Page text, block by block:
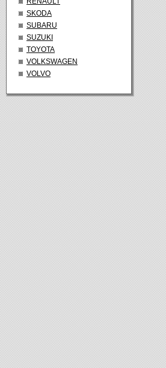
SKODA
SUBARU
SUZUKI
TOYOTA
VOLKSWAGEN
VOLVO